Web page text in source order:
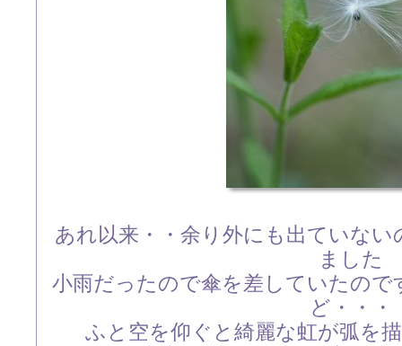
あれ以来・・余り外にも出ていな
ました
小雨だったので傘を差していたの
ど・・・
ふと空を仰ぐと綺麗な虹が弧を